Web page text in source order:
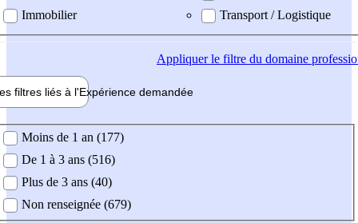
Immobilier
Transport / Logistique
Appliquerle filtre du domaine
filtres liés à l'Expérience demandée
demandée
Moins de 1 an (177)
De 1 à 3 ans (516)
Plus de 3 ans (40)
Non renseignée (679)